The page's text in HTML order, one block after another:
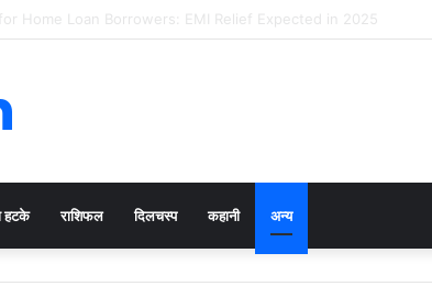
Prevention in Men: Why HPV Vaccination for Males is Critical
हटके राशिफल दिलचस्प कहानी अन्य